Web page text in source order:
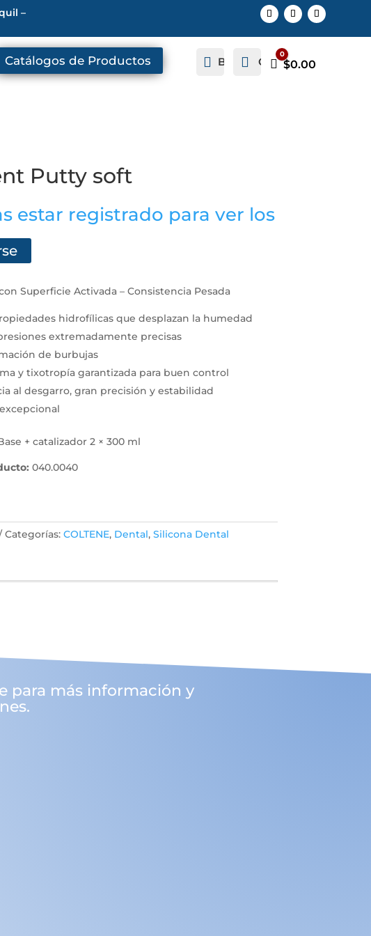
–
Catálogos de Productos  Buscar
 Cuenta
Carro
0
$0.00
Putty soft
estar registrado para ver los
Superficie Activada – Consistencia Pesada
hidrofílicas que desplazan la humedad
extremadamente precisas
de burbujas
y tixotropía garantizada para buen control
al desgarro, gran precisión y estabilidad
+ catalizador 2 × 300 ml
040.0040
Categorías: COLTENE, Dental, Silicona Dental
para más información y